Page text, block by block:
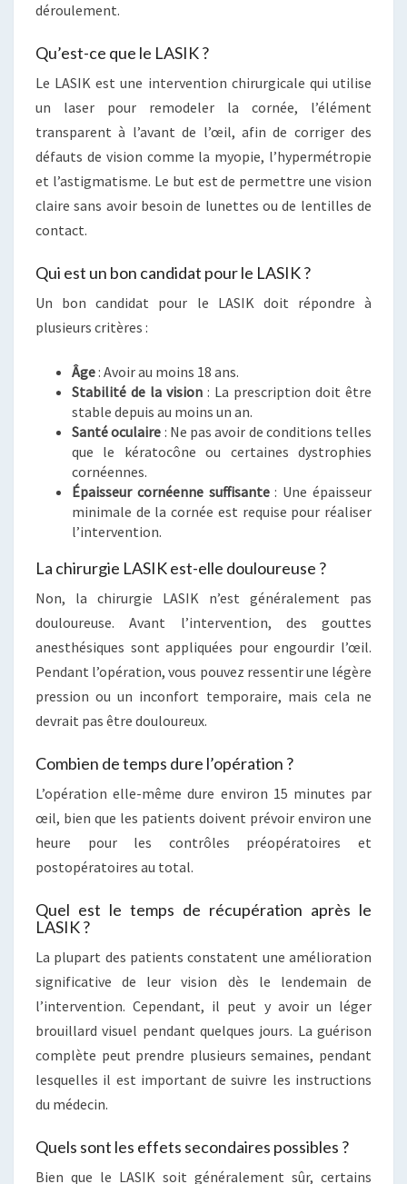
déroulement.
Qu’est-ce que le LASIK ?
Le LASIK est une intervention chirurgicale qui utilise
un laser pour remodeler la cornée, l’élément
transparent à l’avant de l’œil, afin de corriger des
défauts de vision comme la myopie, l’hypermétropie
et l’astigmatisme. Le but est de permettre une vision
claire sans avoir besoin de lunettes ou de lentilles de
contact.
Qui est un bon candidat pour le LASIK ?
Un bon candidat pour le LASIK doit répondre à
plusieurs critères :
Âge: Avoir au moins 18 ans.
Stabilité de la vision : La prescription doit être
stable depuis au moins un an.
Santé oculaire : Ne pas avoir de conditions telles
que le kératocône ou certaines dystrophies
cornéennes.
Épaisseur cornéenne suffisante: Une épaisseur
minimale de la cornée est requise pour réaliser
l’intervention.
La chirurgie LASIK est-elle douloureuse ?
Non, la chirurgie LASIK n’est généralement pas
douloureuse. Avant l’intervention, des gouttes
anesthésiques sont appliquées pour engourdir l’œil.
Pendant l’opération, vous pouvez ressentir une légère
pression ou un inconfort temporaire, mais cela ne
devrait pas être douloureux.
Combien de temps dure l’opération ?
L’opération elle-même dure environ 15 minutes par
œil, bien que les patients doivent prévoir environ une
heure pour les contrôles préopératoires et
postopératoires au total.
Quel est le temps de récupération après le
LASIK ?
La plupart des patients constatent une amélioration
significative de leur vision dès le lendemain de
l’intervention. Cependant, il peut y avoir un léger
brouillard visuel pendant quelques jours. La guérison
complète peut prendre plusieurs semaines, pendant
lesquelles il est important de suivre les instructions
du médecin.
Quels sont les effets secondaires possibles ?
Bien que le LASIK soit généralement sûr, certains